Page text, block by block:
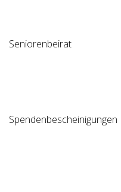
Seniorenbeirat
Spendenbescheinigungen